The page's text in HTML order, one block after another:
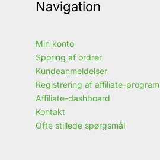
Navigation
Min konto
Sporing af ordrer
Kundeanmeldelser
Registrering af affiliate-program
Affiliate-dashboard
Kontakt
Ofte stillede spørgsmål